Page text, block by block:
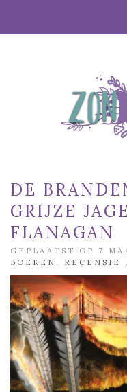
DE
GRIJZE
FLANAGAN
GEPLAATST OP 7
BOEKEN
RECENSIE